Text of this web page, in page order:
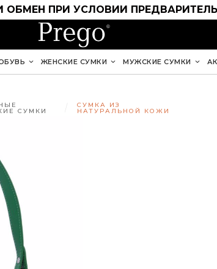
ОБМЕН ПРИ УСЛОВИИ
ЖЕНСКИЕ СУМКИ МУЖСКИЕ СУМКИ
СУМКИ
СУМКА ИЗ
НАТУРАЛЬНОЙ КОЖИ